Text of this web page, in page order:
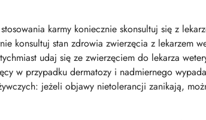
karmy koniecznie skonsultuj się z
konsultuj stan zdrowia zwierzęcia z lekarzem
udaj się ze zwierzęciem do lekarza
w przypadku dermatozy i nadmiernego
jeżeli objawy nietolerancji zanikają,